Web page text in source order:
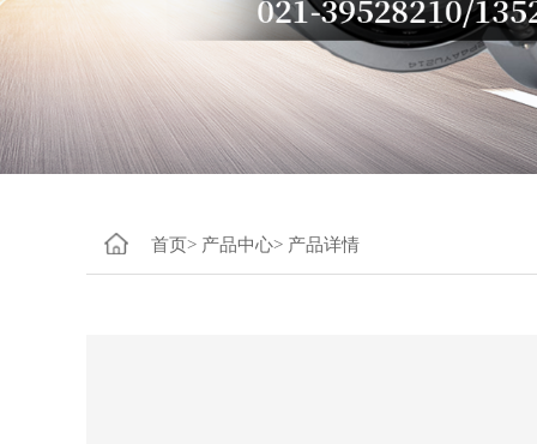
首页> 产品中心> 产品详情